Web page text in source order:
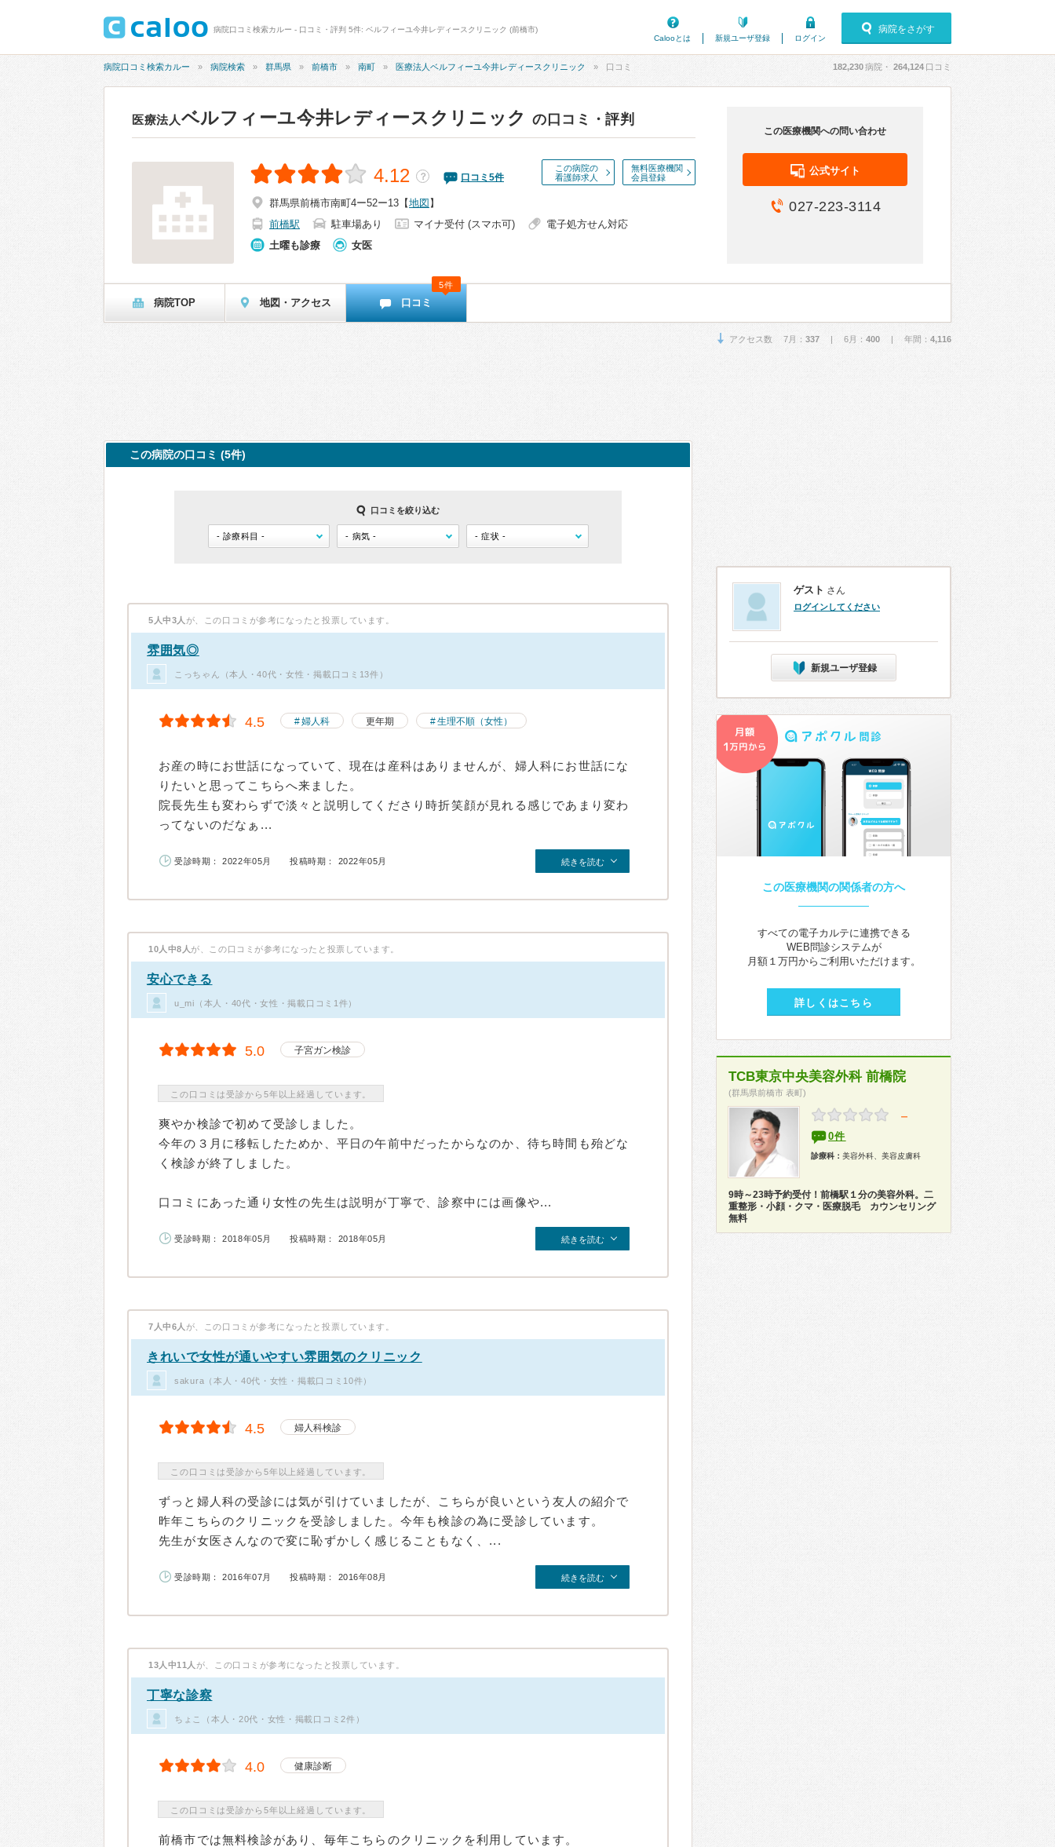
病院口コミ検索カルー - 口コミ・評判 5件: ベルフィーユ今井レディースクリニック (前橋市)
Calooとは
新規ユーザ登録 ログイン
病院をさがす
病院口コミ検索カルー 病院検索 群馬県 前橋市 南町 医療法人ベルフィーユ今井レディースクリニック 口コミ 182,230病院・ 264,124 口コミ
医療法人ベルフィーユ今井レディースクリニック の口コミ・評判
この病院の
看護師求人
無料医療機関
会員登録
4.12 ？ 口コミ 5件
群馬県前橋市南町4ー52ー13 【地図 】
前橋駅
駐車場あり マイナ受付 (スマホ可)
電子処方せん対応
土曜も診療
女医
この医療機関への問い合わせ
公式サイト
027-223-3114
病院TOP 地図・アクセス 口コミ
5件
アクセス数 7月： 337 | 6月： 400 | 年間： 4,116
この病院の口コミ (5件)
口コミを絞り込む
5人中3人 が、この口コミが参考になったと投票しています。
雰囲気◎
こっちゃん（本人・40代・女性・掲載口コミ13件）
4.5 婦人科 更年期 生理不順（女性）
お産の時にお世話になっていて、現在は産科はありませんが、婦人科にお世話にな
りたいと思ってこちらへ来ました。
院長先生も変わらずで淡々と説明してくださり時折笑顔が見れる感じであまり変わ
ってないのだなぁ...
受診時期： 2022年05月 投稿時期： 2022年05月 続きを読む
10人中8人 が、この口コミが参考になったと投票しています。
安心できる
u_mi（本人・40代・女性・掲載口コミ1件）
5.0 子宮ガン検診
この口コミは受診から5年以上経過しています。
爽やか検診で初めて受診しました。
今年の３月に移転したためか、平日の午前中だったからなのか、待ち時間も殆どな
く検診が終了しました。
口コミにあった通り女性の先生は説明が丁寧で、診察中には画像や...
受診時期： 2018年05月 投稿時期： 2018年05月 続きを読む
7人中6人 が、この口コミが参考になったと投票しています。
きれいで女性が通いやすい雰囲気のクリニック
sakura（本人・40代・女性・掲載口コミ10件）
4.5 婦人科検診
この口コミは受診から5年以上経過しています。
ずっと婦人科の受診には気が引けていましたが、こちらが良いという友人の紹介で
昨年こちらのクリニックを受診しました。今年も検診の為に受診しています。
先生が女医さんなので変に恥ずかしく感じることもなく、...
受診時期： 2016年07月 投稿時期： 2016年08月 続きを読む
13人中11人 が、この口コミが参考になったと投票しています。
丁寧な診察
ちょこ（本人・20代・女性・掲載口コミ2件）
4.0 健康診断
この口コミは受診から5年以上経過しています。
前橋市では無料検診があり、毎年こちらのクリニックを利用しています。
ゲスト さん
ログインしてください
新規ユーザ登録
この医療機関の関係者の方へ
すべての電子カルテに連携できる
WEB問診システムが
月額１万円からご利用いただけます。
詳しくはこちら
TCB東京中央美容外科 前橋院
(群馬県前橋市 表町)
－
0件
診療科： 美容外科、美容皮膚科
9時～23時予約受付！前橋駅１分の美容外科。二
重整形・小顔・クマ・医療脱毛 カウンセリング
無料